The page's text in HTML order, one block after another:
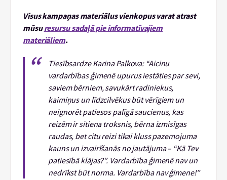
Visus kampaņas materiālus vienkopus varat atrast
mūsuresursu sadaļā pie informatīvajiem
materiāliem.
Tiesībsardze Karina Palkova: “Aicinu
vardarbības ģimenē upurus iestāties par sevi,
saviem bērniem, savukārt radiniekus,
kaimiņus un līdzcilvēkus būt vērīgiem un
neignorēt patiesos palīgā saucienus, kas
reizēm ir sitiena troksnis, bērna izmisīgas
raudas, bet citu reizi tikai kluss pazemojuma
kauns un izvairīšanās no jautājuma – “Kā Tev
patiesībā klājas?”. Vardarbība ģimenē nav un
nedrīkst būt norma. Vardarbība nav ģimene!”